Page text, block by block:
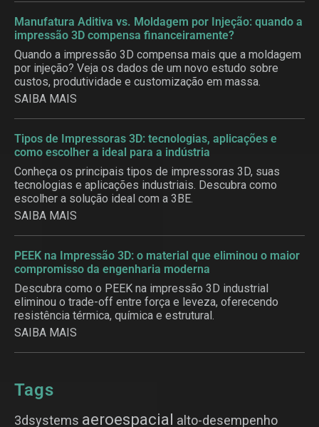
Manufatura Aditiva vs. Moldagem por Injeção: quando a
impressão 3D compensa financeiramente?
Quando a impressão 3D compensa mais que a moldagem
por injeção? Veja os dados de um novo estudo sobre
custos, produtividade e customização em massa.
SAIBA MAIS
Tipos de Impressoras 3D: tecnologias, aplicações e
como escolher a ideal para a indústria
Conheça os principais tipos de impressoras 3D, suas
tecnologias e aplicações industriais. Descubra como
escolher a solução ideal com a 3BE.
SAIBA MAIS
PEEK na Impressão 3D: o material que eliminou o maior
compromisso da engenharia moderna
Descubra como o PEEK na impressão 3D industrial
eliminou o trade-off entre força e leveza, oferecendo
resistência térmica, química e estrutural.
SAIBA MAIS
Tags
3dsystems aeroespacial alto-desempenho